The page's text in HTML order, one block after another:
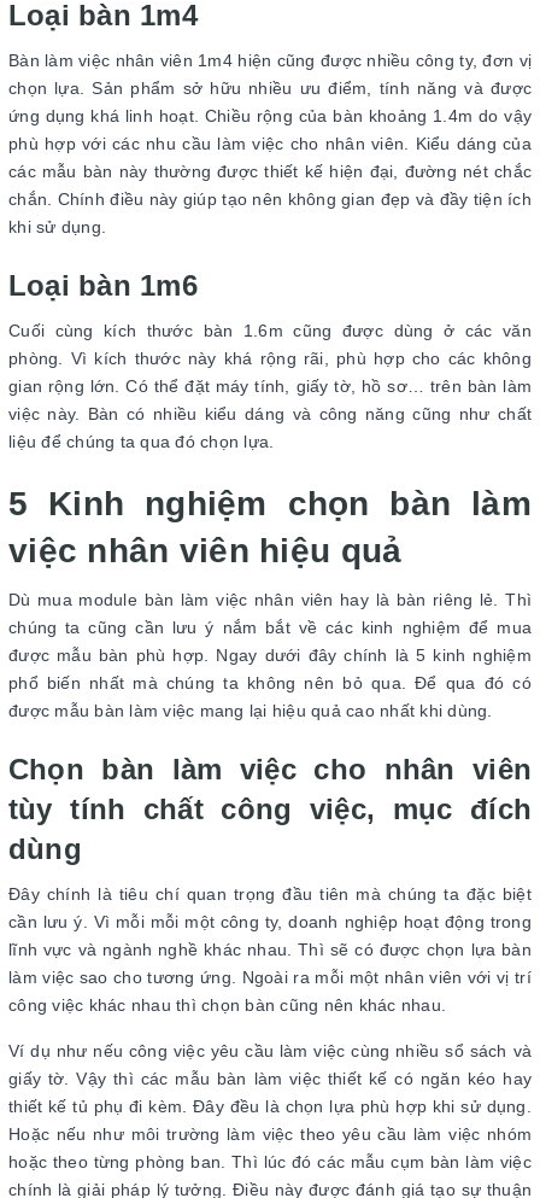
Loại bàn 1m4
Bàn làm việc nhân viên 1m4 hiện cũng được nhiều công ty, đơn vị
chọn lựa. Sản phẩm sở hữu nhiều ưu điểm, tính năng và được
ứng dụng khá linh hoạt. Chiều rộng của bàn khoảng 1.4m do vậy
phù hợp với các nhu cầu làm việc cho nhân viên. Kiểu dáng của
các mẫu bàn này thường được thiết kế hiện đại, đường nét chắc
chắn. Chính điều này giúp tạo nên không gian đẹp và đầy tiện ích
khi sử dụng.
Loại bàn 1m6
Cuối cùng kích thước bàn 1.6m cũng được dùng ở các văn
phòng. Vì kích thước này khá rộng rãi, phù hợp cho các không
gian rộng lớn. Có thể đặt máy tính, giấy tờ, hồ sơ… trên bàn làm
việc này. Bàn có nhiều kiểu dáng và công năng cũng như chất
liệu để chúng ta qua đó chọn lựa.
5 Kinh nghiệm chọn bàn làm
việc nhân viên hiệu quả
Dù mua module bàn làm việc nhân viên hay là bàn riêng lẻ. Thì
chúng ta cũng cần lưu ý nắm bắt về các kinh nghiệm để mua
được mẫu bàn phù hợp. Ngay dưới đây chính là 5 kinh nghiệm
phổ biến nhất mà chúng ta không nên bỏ qua. Để qua đó có
được mẫu bàn làm việc mang lại hiệu quả cao nhất khi dùng.
Chọn bàn làm việc cho nhân viên
tùy tính chất công việc, mục đích
dùng
Đây chính là tiêu chí quan trọng đầu tiên mà chúng ta đặc biệt
cần lưu ý. Vì mỗi mỗi một công ty, doanh nghiệp hoạt động trong
lĩnh vực và ngành nghề khác nhau. Thì sẽ có được chọn lựa bàn
làm việc sao cho tương ứng. Ngoài ra mỗi một nhân viên với vị trí
công việc khác nhau thì chọn bàn cũng nên khác nhau.
Ví dụ như nếu công việc yêu cầu làm việc cùng nhiều sổ sách và
giấy tờ. Vậy thì các mẫu bàn làm việc thiết kế có ngăn kéo hay
thiết kế tủ phụ đi kèm. Đây đều là chọn lựa phù hợp khi sử dụng.
Hoặc nếu như môi trường làm việc theo yêu cầu làm việc nhóm
hoặc theo từng phòng ban. Thì lúc đó các mẫu cụm bàn làm việc
chính là giải pháp lý tưởng. Điều này được đánh giá tạo sự thuận